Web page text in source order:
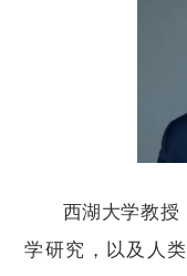
西湖大学教授
学研究，以及人